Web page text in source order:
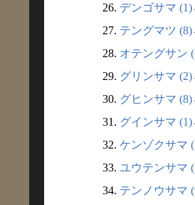
26. デンゴサマ (1)
27. テングマツ (8)
28. オテングサン
29. グリンサマ (2)
30. グヒンサマ (8)
31. グインサマ (1)
32. ケンゾクサマ
33. ユウテンサマ
34. テンノウサマ